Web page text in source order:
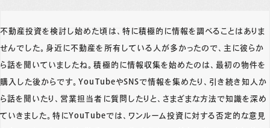
不動産投資を検討し始めた頃は、特に積極的に情報を調べることはありま
せんでした。身近に不動産を所有している人が多かったので、主に彼らか
ら話を聞いていましたね。積極的に情報収集を始めたのは、最初の物件を
購入した後からです。YouTubeやSNSで情報を集めたり、引き続き知人か
ら話を聞いたり、営業担当者に質問したりと、さまざまな方法で知識を深め
ていきました。特にYouTubeでは、ワンルーム投資に対する否定的な意見